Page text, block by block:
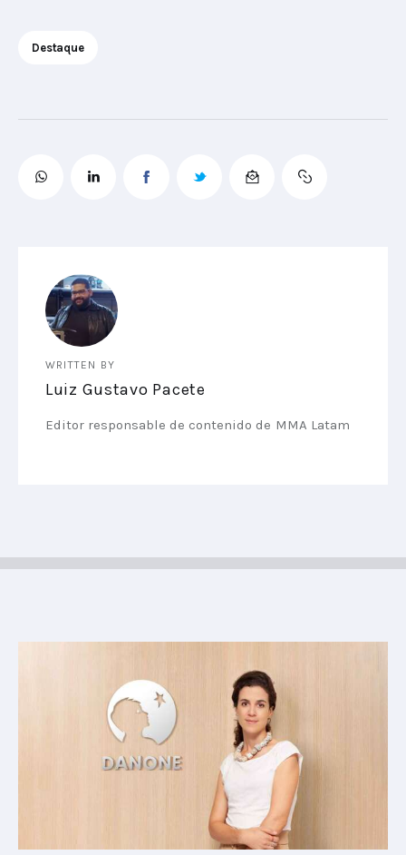
Destaque
WRITTEN BY
Luiz Gustavo Pacete
Editor responsable de contenido de MMA Latam